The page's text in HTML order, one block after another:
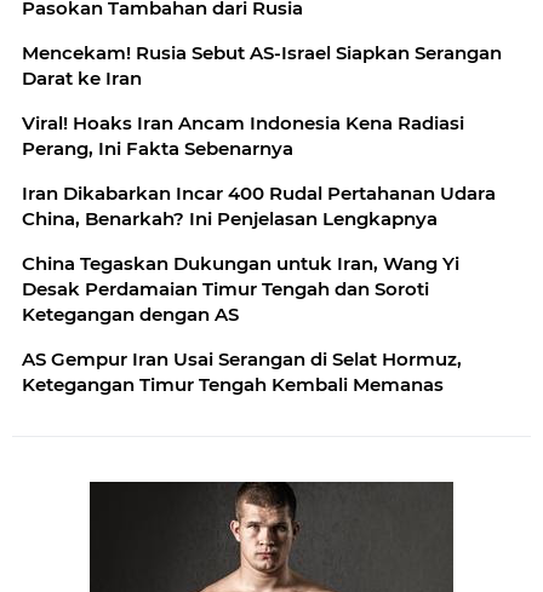
Pasokan Tambahan dari Rusia
Mencekam! Rusia Sebut AS-Israel Siapkan Serangan
Darat ke Iran
Viral! Hoaks Iran Ancam Indonesia Kena Radiasi
Perang, Ini Fakta Sebenarnya
Iran Dikabarkan Incar 400 Rudal Pertahanan Udara
China, Benarkah? Ini Penjelasan Lengkapnya
China Tegaskan Dukungan untuk Iran, Wang Yi
Desak Perdamaian Timur Tengah dan Soroti
Ketegangan dengan AS
AS Gempur Iran Usai Serangan di Selat Hormuz,
Ketegangan Timur Tengah Kembali Memanas